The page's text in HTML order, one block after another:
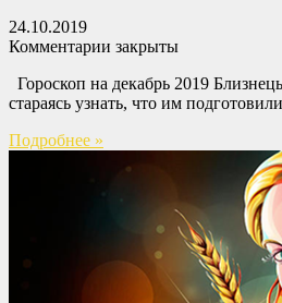
24.10.2019
Комментарии закрыты
Гороскоп на декабрь 2019
стараясь узнать, что им
Подробнее »